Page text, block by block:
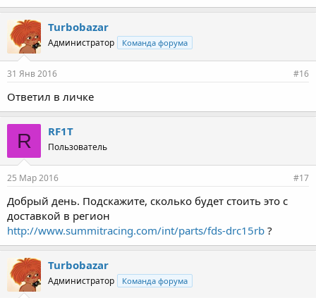
Turbobazar
Администратор Команда форума
31 Янв 2016 #16
Ответил в личке
R RF1T
Пользователь
25 Мар 2016 #17
Добрый день. Подскажите, сколько будет стоить это с
доставкой в регион
http://www.summitracing.com/int/parts/fds-drc15rb ?
Turbobazar
Администратор Команда форума